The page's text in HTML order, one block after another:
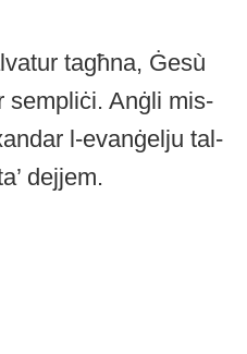
tagħna, Ġesù
sempliċi. Anġli mis-
l-evanġelju tal-
dejjem.